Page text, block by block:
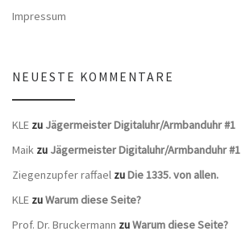
Impressum
NEUESTE KOMMENTARE
KLE zu Jägermeister Digitaluhr/Armbanduhr #1
Maik zu Jägermeister Digitaluhr/Armbanduhr #1
Ziegenzupfer raffael zuDie 1335. von allen.
KLE zuWarum diese Seite?
Prof. Dr. Bruckermann zuWarum diese Seite?